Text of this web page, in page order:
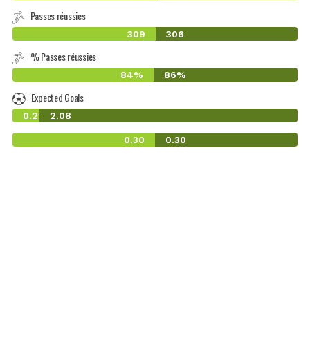
Passes réussies
309 306
% Passes réussies
84% 86%
Expected Goals
0.22 2.08
0.30 0.30